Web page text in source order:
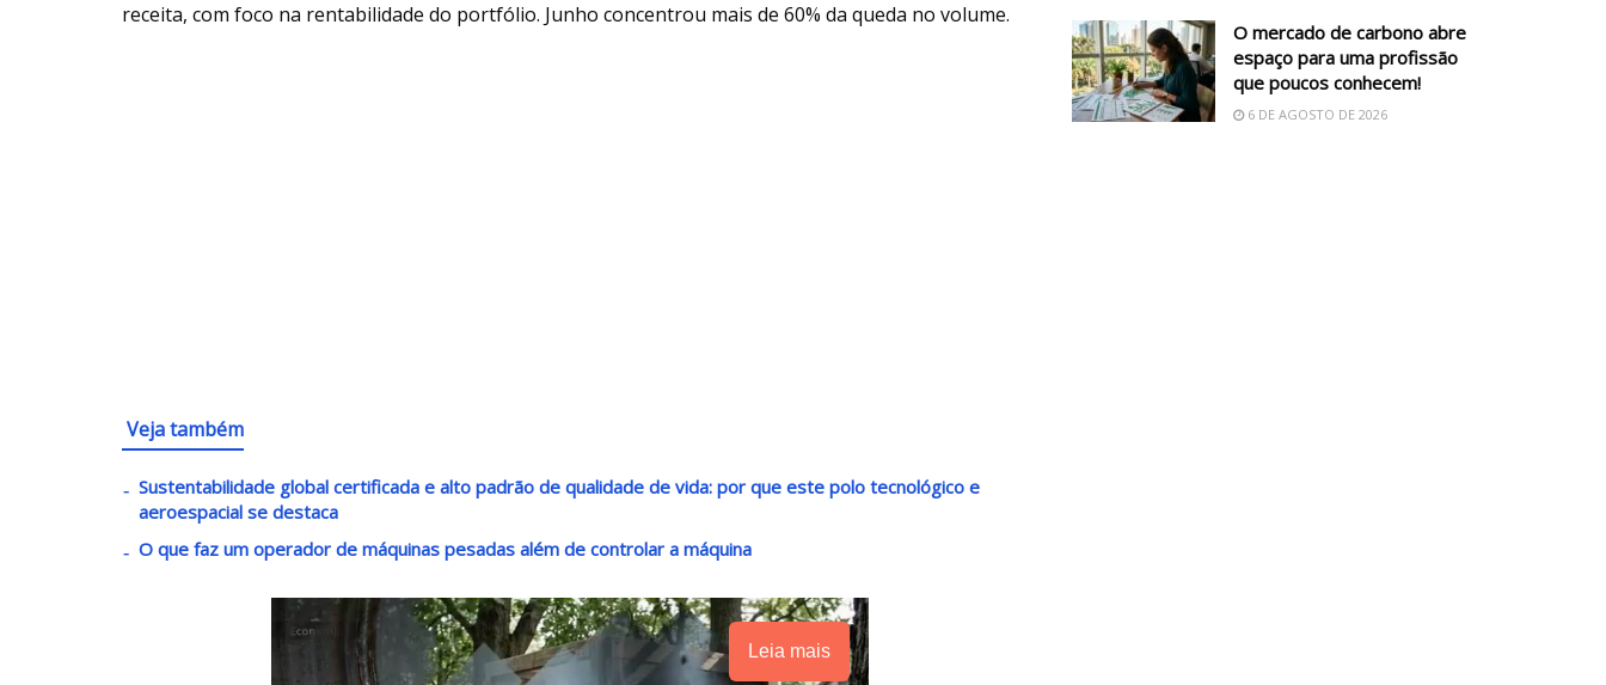
receita, com foco na rentabilidade do portfólio. Junho concentrou mais de 60% da queda no volume.
Veja também
Sustentabilidade global certificada e alto padrão de qualidade de vida: por que este polo tecnológico e
aeroespacial se destaca
O que faz um operador de máquinas pesadas além de controlar a máquina
Leia mais
O mercado de carbono abre
espaço para uma profissão
que poucos conhecem!
6 DE AGOSTO DE 2026